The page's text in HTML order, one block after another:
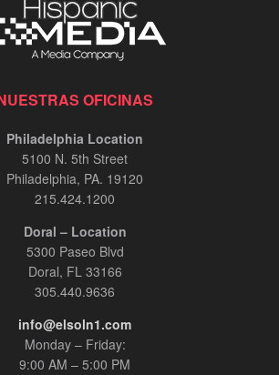
OFICINAS
Philadelphia Location
5100 N. 5th Street
Philadelphia, PA. 19120
215.424.1200
Doral – Location
5300 Paseo Blvd
Doral, FL 33166
305.440.9636
info@elsoln1.com
Monday – Friday:
9:00 AM – 5:00 PM